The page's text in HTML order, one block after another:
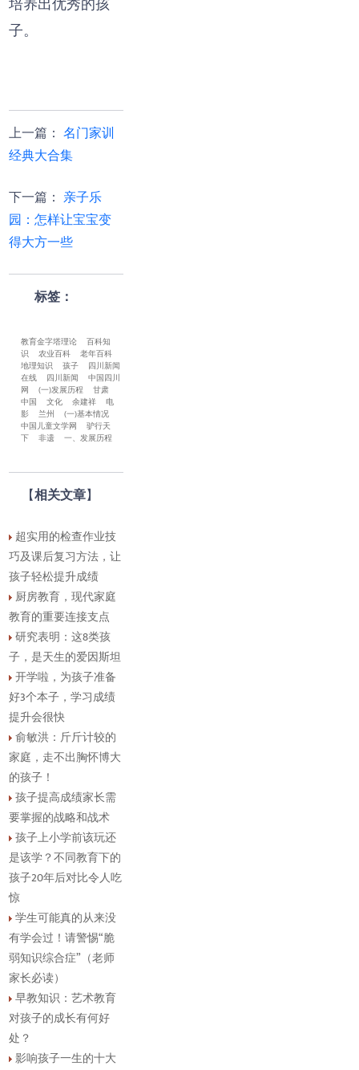
子。
上一篇 ：名门家训
经典大合集
下一篇 ：亲子乐
园：怎样让宝宝变
得大方一些
标签：
教育金字塔理论
百科知
识
农业百科
老年百科
地理知识
孩子
四川新闻
在线
四川新闻
中国四川
网
(一)发展历程
甘肃
中国
文化 余建祥
电
影
兰州
(一)基本情况
中国儿童文学网
驴行天
下
非遗 一、发展历程
【相关文章】
超实用的检查作业技
巧及课后复习方法，让
孩子轻松提升成绩
厨房教育，现代家庭
教育的重要连接支点
研究表明：这8类孩
子，是天生的爱因斯坦
开学啦，为孩子准备
好3个本子，学习成绩
提升会很快
俞敏洪：斤斤计较的
家庭，走不出胸怀博大
的孩子！
孩子提高成绩家长需
要掌握的战略和战术
孩子上小学前该玩还
是该学？不同教育下的
孩子20年后对比令人吃
惊
学生可能真的从来没
有学会过！请警惕“脆
弱知识综合症”（老师
家长必读）
早教知识：艺术教育
对孩子的成长有何好
处？
影响孩子一生的十大